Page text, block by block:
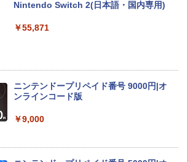
あり】【スイッチ2対応ケースあり】 Ni
L シンプル 名入れ 名前入れ 本体 スイッ
￥2,980
【7週連続1位】inklink公式 Switch / Sw
itch2 コントローラー 最新モデル 最新フ
ントローラー スイッチ2 スイッチ Switc
h コントローラー ワイヤレスコントロー
ゴムキャップ ) ショートタイプ 凸型 プ
無料】Playstation 5特許取得済み 日本
製 しまリス堂
グランツーリスモ7 PS5版
￥4,950
Nintendo Switch 2(日本語・国内専用)
￥55,871
ニンテンドープリペイド番号 9000円|オ
ンラインコード版
￥9,000